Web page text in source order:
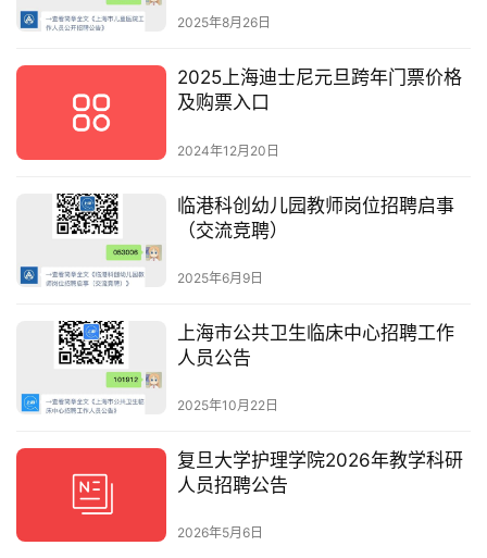
2025年8月26日
2025上海迪士尼元旦跨年门票价格
及购票入口
2024年12月20日
临港科创幼儿园教师岗位招聘启事
（交流竞聘）
2025年6月9日
上海市公共卫生临床中心招聘工作
人员公告
2025年10月22日
复旦大学护理学院2026年教学科研
人员招聘公告
2026年5月6日